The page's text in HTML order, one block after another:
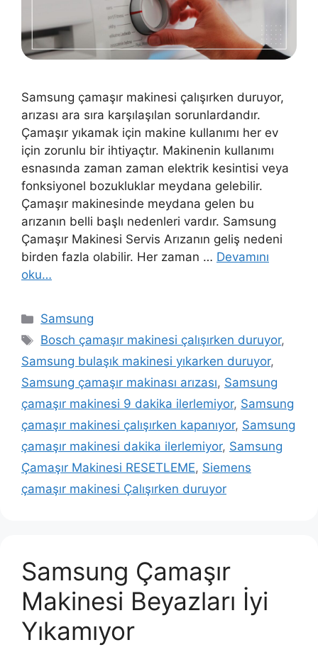
Samsung çamaşır makinesi çalışırken duruyor,
arızası ara sıra karşılaşılan sorunlardandır.
Çamaşır yıkamak için makine kullanımı her ev
için zorunlu bir ihtiyaçtır. Makinenin kullanımı
esnasında zaman zaman elektrik kesintisi veya
fonksiyonel bozukluklar meydana gelebilir.
Çamaşır makinesinde meydana gelen bu
arızanın belli başlı nedenleri vardır. Samsung
Çamaşır Makinesi Servis Arızanın geliş nedeni
birden fazla olabilir. Her zaman … Devamını
oku…
Kategoriler
Samsung
Etiketler
Bosch çamaşır makinesi çalışırken duruyor,
Samsung bulaşık makinesi yıkarken duruyor,
Samsung çamaşır makinası arızası, Samsung
çamaşır makinesi 9 dakika ilerlemiyor, Samsung
çamaşır makinesi çalışırken kapanıyor, Samsung
çamaşır makinesi dakika ilerlemiyor, Samsung
Çamaşır Makinesi RESETLEME, Siemens
çamaşır makinesi Çalışırken duruyor
Samsung Çamaşır
Makinesi Beyazları İyi
Yıkamıyor